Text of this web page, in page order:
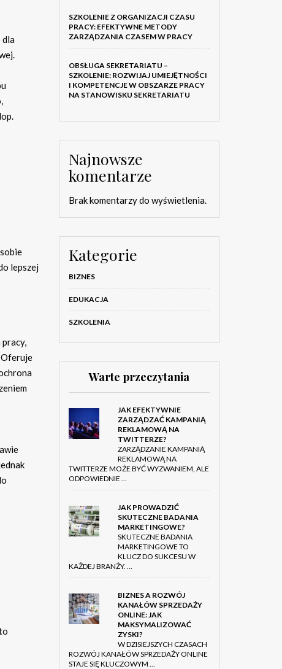
dla
lepszej
Oferuje
SZKOLENIE Z ORGANIZACJI CZASU
PRACY: EFEKTYWNE METODY
ZARZĄDZANIA CZASEM W PRACY
OBSŁUGA SEKRETARIATU –
SZKOLENIE: ROZWIJAJ UMIEJĘTNOŚCI
I KOMPETENCJE W OBSZARZE PRACY
NA STANOWISKU SEKRETARIATU
Najnowsze
komentarze
Brak komentarzy do wyświetlenia.
Kategorie
BIZNES
EDUKACJA
SZKOLENIA
Warte przeczytania
JAK EFEKTYWNIE
ZARZĄDZAĆ KAMPANIĄ
REKLAMOWĄ NA
TWITTERZE?
ZARZĄDZANIE KAMPANIĄ
REKLAMOWĄ NA
TWITTERZE MOŻE BYĆ WYZWANIEM, ALE
ODPOWIEDNIE …
JAK PROWADZIĆ
SKUTECZNE BADANIA
MARKETINGOWE?
SKUTECZNE BADANIA
MARKETINGOWE TO
KLUCZ DO SUKCESU W
KAŻDEJ BRANŻY. …
BIZNES A ROZWÓJ
KANAŁÓW SPRZEDAŻY
ONLINE: JAK
MAKSYMALIZOWAĆ
ZYSKI?
W DZISIEJSZYCH CZASACH
ROZWÓJ KANAŁÓW SPRZEDAŻY ONLINE
STAJE SIĘ KLUCZOWYM …